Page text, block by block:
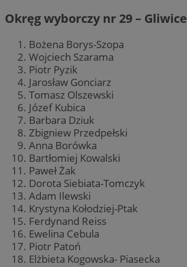
Okręg wyborczy nr 29 – Gliwice
Bożena Borys-Szopa
Wojciech Szarama
Piotr Pyzik
Jarosław Gonciarz
Tomasz Olszewski
Józef Kubica
Barbara Dziuk
Zbigniew Przedpełski
Anna Borówka
Bartłomiej Kowalski
Paweł Żak
Dorota Siebiata-Tomczyk
Adam Ilewski
Krystyna Kołodziej-Ptak
Ferdynand Reiss
Ewelina Cebula
Piotr Patoń
Elżbieta Kogowska- Piasecka